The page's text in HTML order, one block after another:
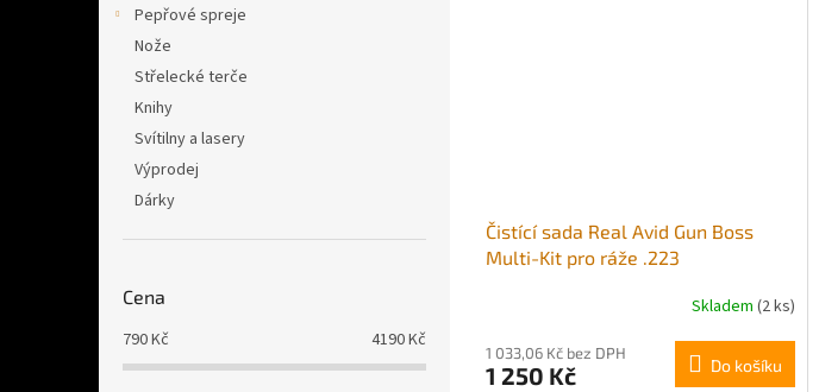
Pepřové spreje
Nože
Střelecké terče
Knihy
Svítilny a lasery
Výprodej
Dárky
Cena
790Kč 4190Kč
Čistící sada Real Avid Gun Boss
Multi-Kit pro ráže .223
Skladem (2 ks)
1 033,06 Kč bez DPH
1 250 Kč Do košíku